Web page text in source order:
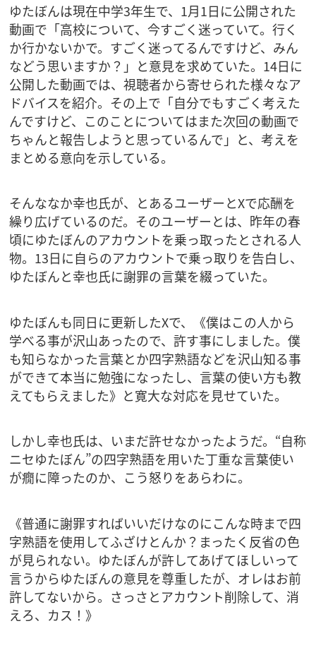
ゆたぼんは現在中学3年生で、1月1日に公開された
動画で「高校について、今すごく迷っていて。行く
か行かないかで。すごく迷ってるんですけど、みん
などう思いますか？」と意見を求めていた。14日に
公開した動画では、視聴者から寄せられた様々なア
ドバイスを紹介。その上で「自分でもすごく考えた
んですけど、このことについてはまた次回の動画で
ちゃんと報告しようと思っているんで」と、考えを
まとめる意向を示している。
そんななか幸也氏が、とあるユーザーとXで応酬を
繰り広げているのだ。そのユーザーとは、昨年の春
頃にゆたぼんのアカウントを乗っ取ったとされる人
物。13日に自らのアカウントで乗っ取りを告白し、
ゆたぼんと幸也氏に謝罪の言葉を綴っていた。
ゆたぼんも同日に更新したXで、《僕はこの人から
学べる事が沢山あったので、許す事にしました。僕
も知らなかった言葉とか四字熟語などを沢山知る事
ができて本当に勉強になったし、言葉の使い方も教
えてもらえました》と寛大な対応を見せていた。
しかし幸也氏は、いまだ許せなかったようだ。“自称
ニセゆたぼん”の四字熟語を用いた丁重な言葉使い
が癇に障ったのか、こう怒りをあらわに。
《普通に謝罪すればいいだけなのにこんな時まで四
字熟語を使用してふざけとんか？まったく反省の色
が見られない。ゆたぼんが許してあげてほしいって
言うからゆたぼんの意見を尊重したが、オレはお前
許してないから。さっさとアカウント削除して、消
えろ、カス！》